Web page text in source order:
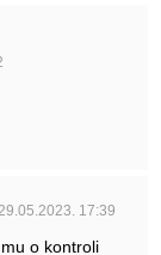
29.05.2023. 17:39
o kontroli